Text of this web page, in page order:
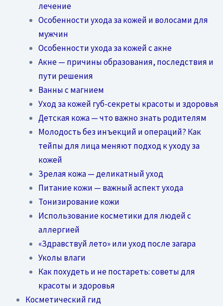
лечение
Особенности ухода за кожей и волосами для
мужчин
Особенности ухода за кожей с акне
Акне — причины образования, последствия и
пути решения
Ванны с магнием
Уход за кожей губ-секреты красоты и здоровья
Детская кожа — что важно знать родителям
Молодость без инъекций и операций? Как
тейпы для лица меняют подход к уходу за
кожей
Зрелая кожа — деликатный уход
Питание кожи — важный аспект ухода
Тонизирование кожи
Использование косметики для людей с
аллергией
«Здравствуй лето» или уход после загара
Уколы влаги
Как похудеть и не постареть: советы для
красоты и здоровья
Косметический гид